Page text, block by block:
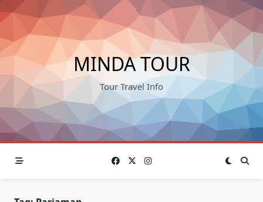
Skip
to
content
MINDA TOUR
Tour Travel Info